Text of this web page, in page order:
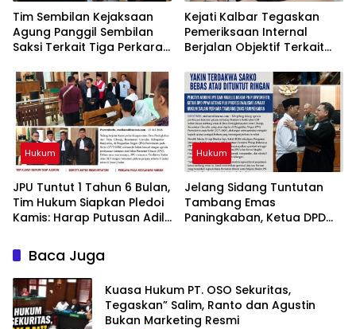
Tim Sembilan Kejaksaan
Agung Panggil Sembilan
Saksi Terkait Tiga Perkara
Kejati Kalbar Tegaskan
Pemeriksaan Internal
Berjalan Objektif Terkait
Pegawai Kejari Sekadau
Hukum
JPU Tuntut 1 Tahun 6 Bulan,
Tim Hukum Siapkan Pledoi
Kamis: Harap Putusan Adil
Paningkaban
Hukum
Jelang Sidang Tuntutan
Tambang Emas
Paningkaban, Ketua DPD
Baca Juga
Kuasa Hukum PT. OSO Sekuritas,
Tegaskan” Salim, Ranto dan Agustin
Bukan Marketing Resmi